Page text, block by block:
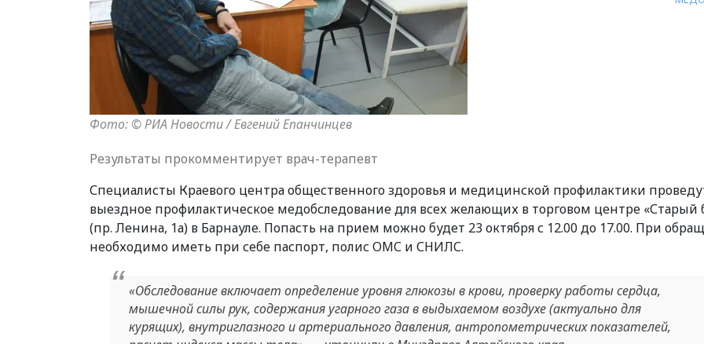
Фото: © РИА Новости / Евгений Епанчинцев
Результаты прокомментирует врач-терапевт
Специалисты Краевого центра общественного здоровья и медицинской профилактики
выездное профилактическое медобследование для всех желающих в торговом центре «Старый
(пр. Ленина, 1а) в Барнауле. Попасть на прием можно будет 23 октября с 12.00 до 17.00. При
необходимо иметь при себе паспорт, полис ОМС и СНИЛС.
«Обследование включает определение уровня глюкозы в крови, проверку работы сердца,
мышечной силы рук, содержания угарного газа в выдыхаемом воздухе (актуально для
курящих), внутриглазного и артериального давления, антропометрических показателей,